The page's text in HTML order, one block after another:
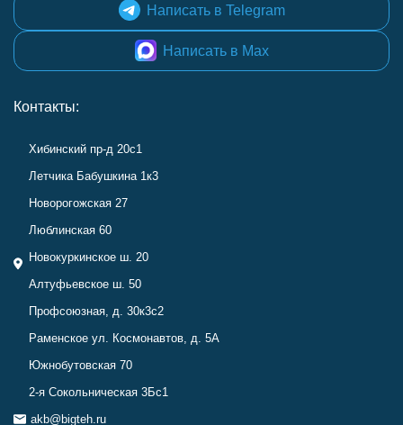
Написать в Telegram
Написать в Max
Контакты:
Хибинский пр-д 20с1
Летчика Бабушкина 1к3
Новорогожская 27
Люблинская 60
Новокуркинское ш. 20
Алтуфьевское ш. 50
Профсоюзная, д. 30к3с2
Раменское ул. Космонавтов, д. 5А
Южнобутовская 70
2-я Сокольническая 3Бс1
akb@bigteh.ru